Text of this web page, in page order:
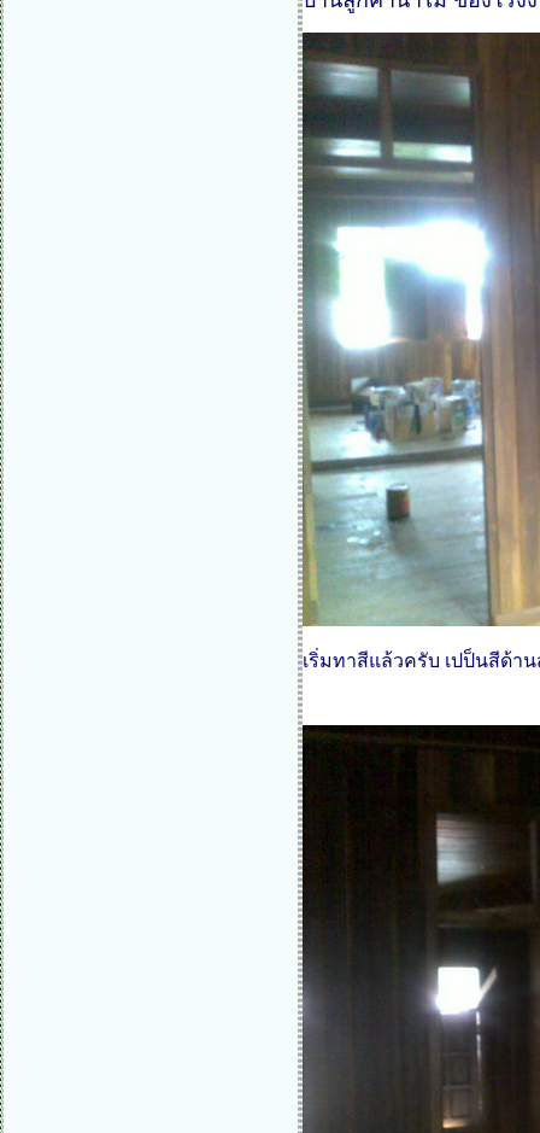
เริ่มทาสีแล้วครับ เปป็นสีด้า